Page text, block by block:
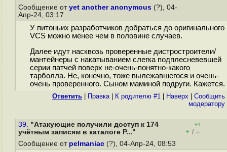
Сообщение от yet another anonymous (?), 04-
Апр-24, 03:17
У питоньих разработчиков добраться до оригинального
VCS можно менее чем в половине случаев.
Далее идут насквозь проверенные дистростроители/
мантейнеры с накатыванием слегка подплесневевшей
серии патчей поверх не-очень-понятно-какого
тарболла. Не, конечно, тоже вылежавшегося и очень-
очень проверенного. Сыном маминой подруги. Кажется.
Ответить Правка| К родителю #1 Наверх
Cообщить
модератору
39. "Атакующие получили доступ к 174
учётным записям в каталоге P..."
+1
+ / –
Сообщение от pelmaniac (?), 04-Апр-24, 08:53